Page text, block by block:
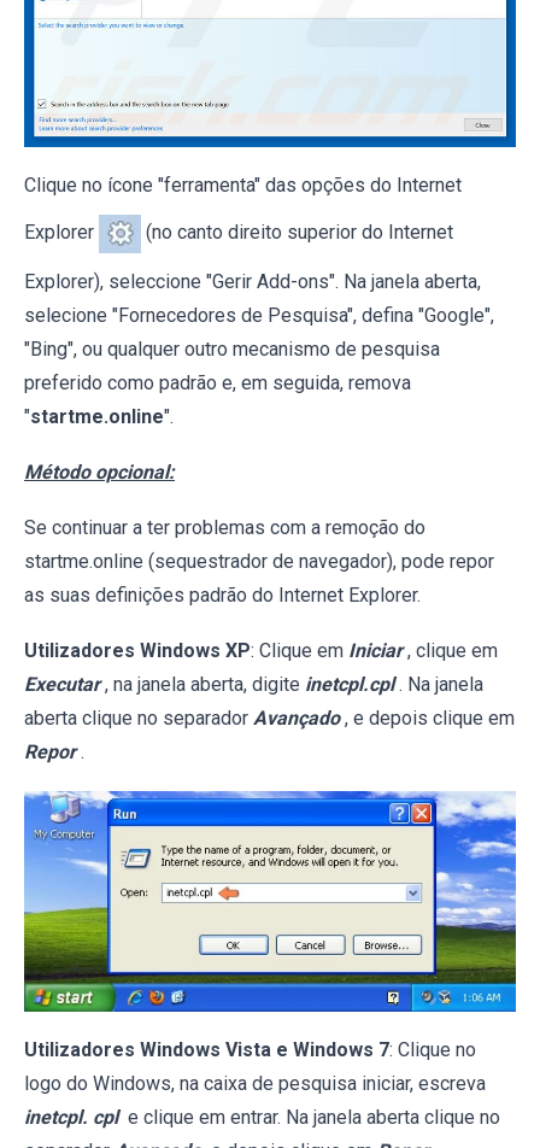
Clique no ícone "ferramenta" das opções do Internet
Explorer (no canto direito superior do Internet
Explorer), seleccione "Gerir Add-ons". Na janela aberta,
selecione "Fornecedores de Pesquisa", defina "Google",
"Bing", ou qualquer outro mecanismo de pesquisa
preferido como padrão e, em seguida, remova
"startme.online".
Método opcional:
Se continuar a ter problemas com a remoção do
startme.online (sequestrador de navegador), pode repor
as suas definições padrão do Internet Explorer.
Utilizadores Windows XP: Clique em Iniciar , clique em
Executar , na janela aberta, digite inetcpl.cpl . Na janela
aberta clique no separador Avançado , e depois clique em
Repor .
Utilizadores Windows Vista e Windows 7: Clique no
logo do Windows, na caixa de pesquisa iniciar, escreva
inetcpl. cpl e clique em entrar. Na janela aberta clique no